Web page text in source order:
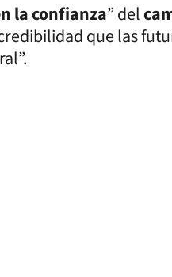
la confianza” del
que las